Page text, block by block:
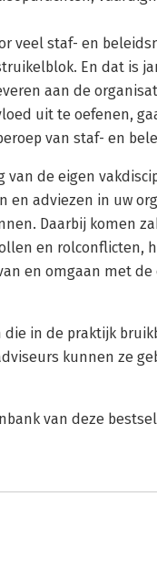
veel staf- en
En dat is
aan de
uit te oefenen,
van staf- en
van de eigen
en adviezen in uw
Daarbij komen
en rolconflicten,
en omgaan met
in de praktijk
kunnen ze
van deze